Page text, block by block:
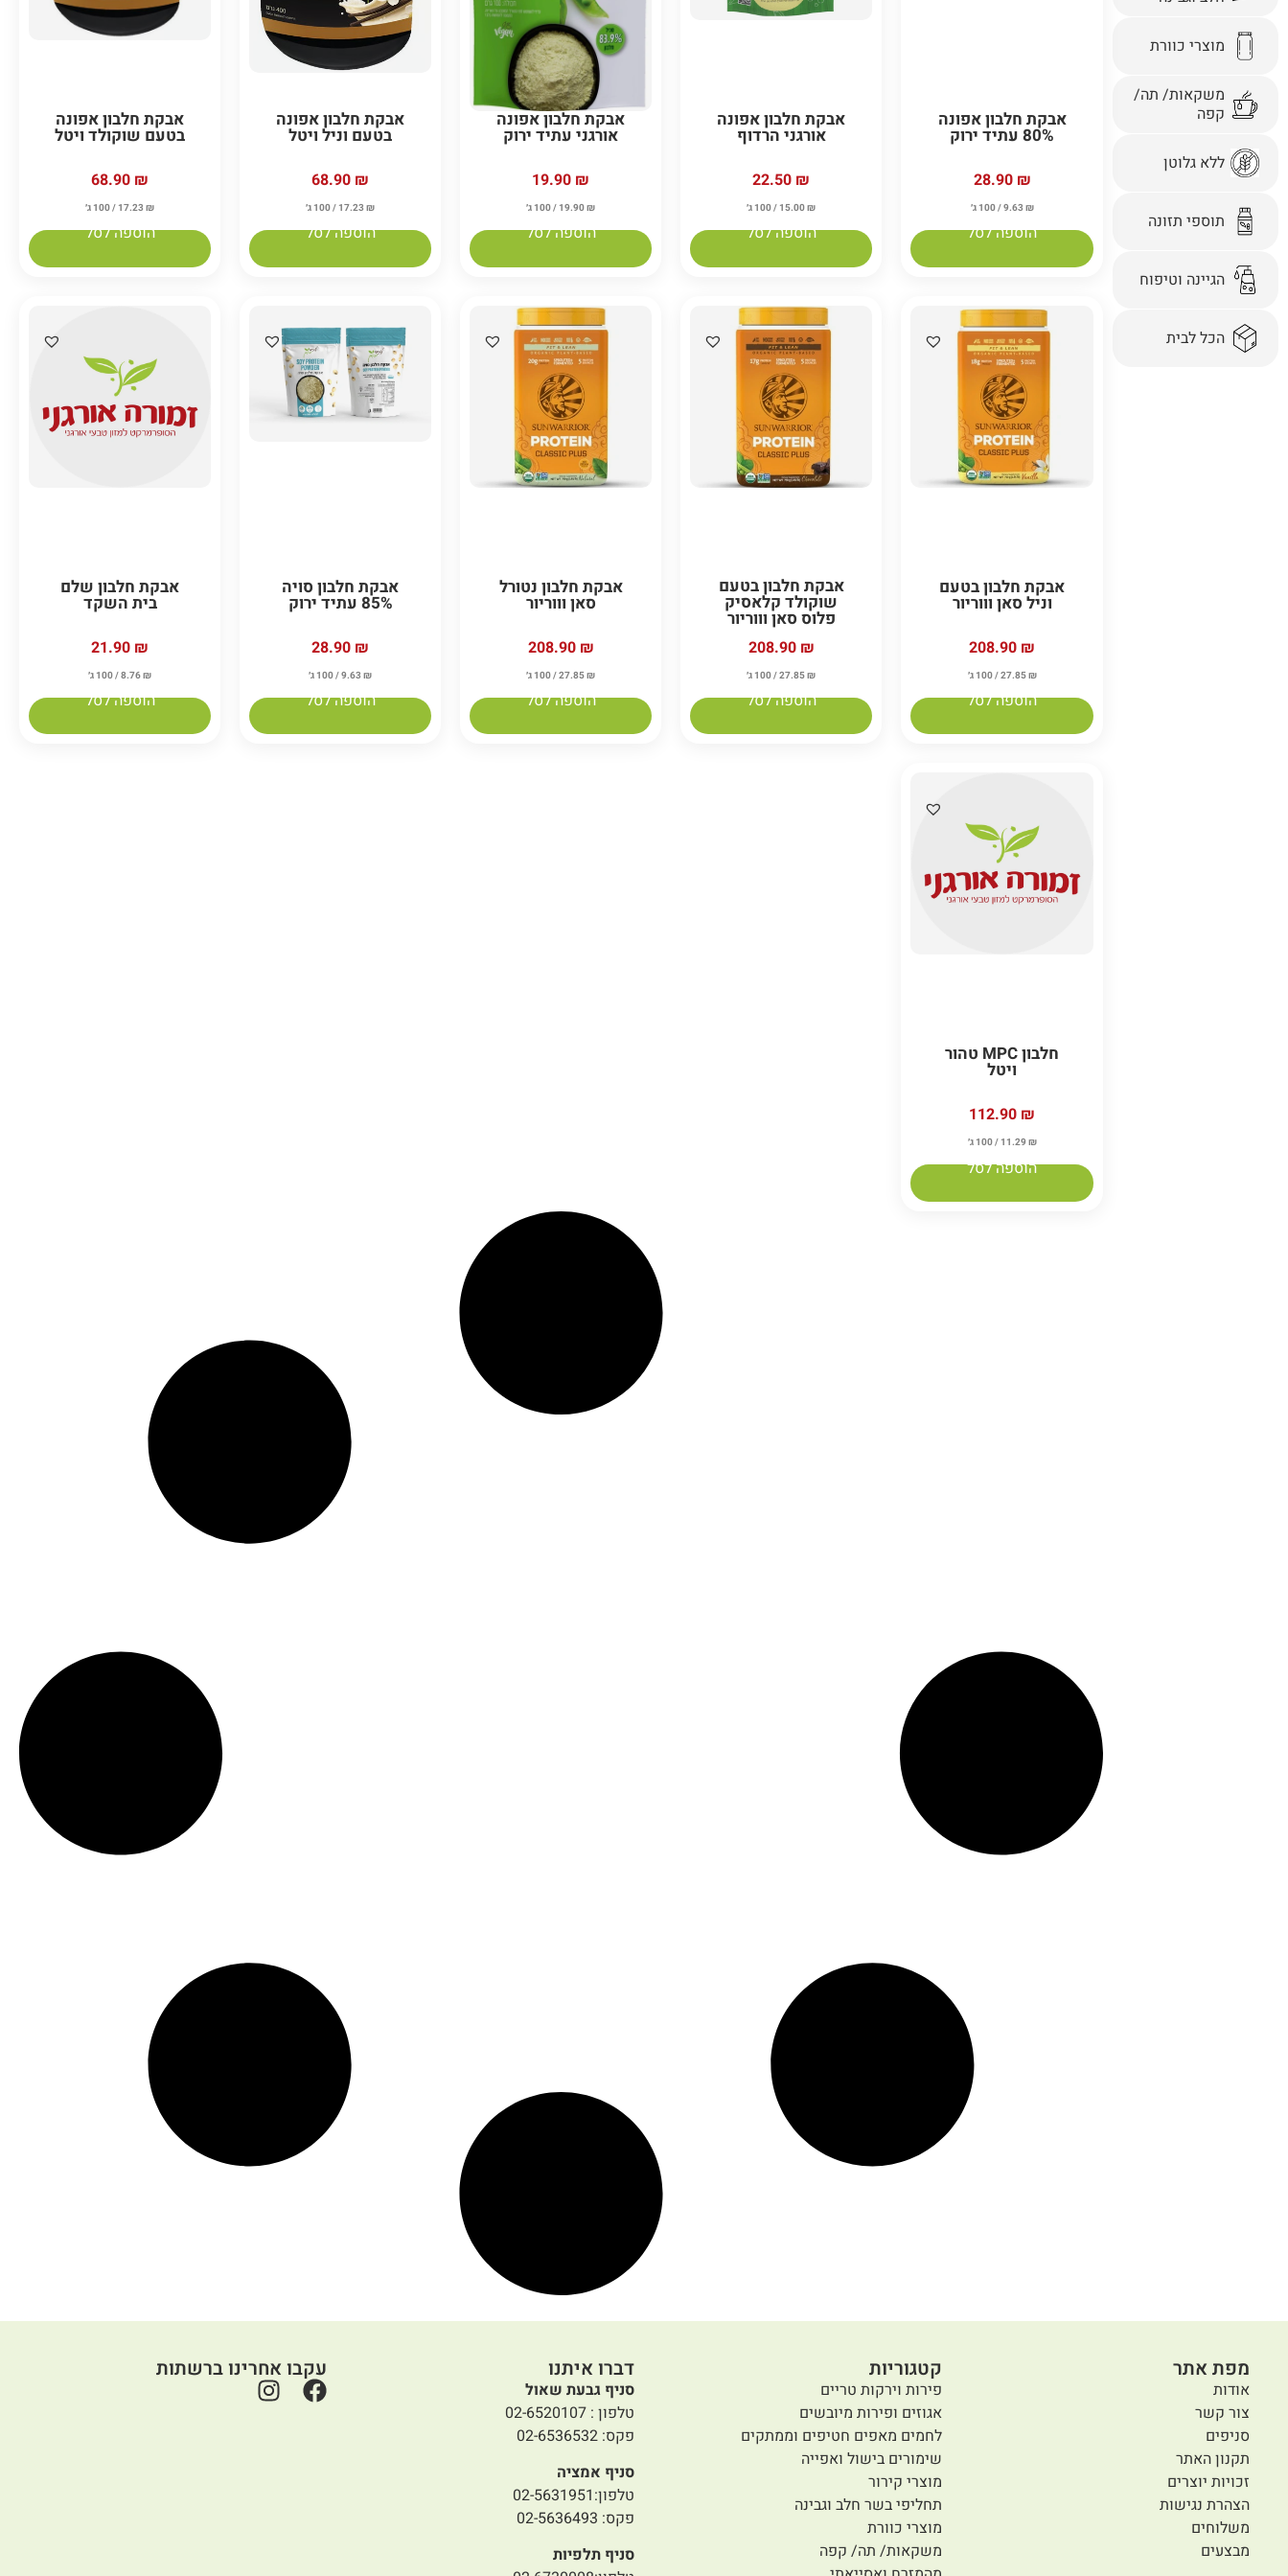
מוצרי כוורת
משקאות/ תה/
קפה
ללא גלוטן
תוספי תזונה
הגיינה וטיפוח
הכל לבית
אבקת חלבון אפונה
80% עתיד ירוק
28.90 ₪
9.63 ₪ / 100 ג׳
הוספה לסל
אבקת חלבון אפונה
אורגני הרדוף
22.50 ₪
15.00₪ / 100 ג׳
הוספה לסל
אבקת חלבון אפונה
אורגני עתיד ירוק
19.90 ₪
19.90₪ / 100 ג׳
הוספה לסל
אבקת חלבון אפונה
בטעם וניל ויטל
68.90 ₪
17.23₪ / 100 ג׳
הוספה לסל
אבקת חלבון אפונה
בטעם שוקולד ויטל
68.90 ₪
17.23₪ / 100 ג׳
הוספה לסל
אבקת חלבון בטעם
וניל סאן וווריור
208.90 ₪
27.85₪ / 100 ג׳
הוספה לסל
אבקת חלבון בטעם
שוקולד קלאסיק
פלוס סאן וווריור
208.90 ₪
27.85₪ / 100 ג׳
הוספה לסל
אבקת חלבון נטורל
סאן וווריור
208.90 ₪
27.85₪ / 100 ג׳
הוספה לסל
אבקת חלבון סויה
85% עתיד ירוק
28.90 ₪
9.63₪ / 100 ג׳
הוספה לסל
אבקת חלבון שלם
בית השקד
21.90 ₪
8.76₪ / 100 ג׳
הוספה לסל
חלבון MPC טהור
ויטל
112.90 ₪
11.29 ₪ / 100 ג׳
הוספה לסל
מפת אתר
אודות
צור קשר
סניפים
תקנון האתר
זכויות יוצרים
הצהרת נגישות
משלוחים
מבצעים
קטגוריות
פירות וירקות טריים
אגוזים ופירות מיובשים
לחמים מאפים חטיפים וממתקים
שימורים בישול ואפייה
מוצרי קירור
תחליפי בשר חלב וגבינה
מוצרי כוורת
משקאות/ תה/ קפה
דברו איתנו
סניף גבעת שאול
טלפון : 02-6520107
פקס: 02-6536532
סניף אמציה
טלפון:02-5631951
פקס: 02-5636493
סניף תלפיות
עקבו אחרינו ברשתות